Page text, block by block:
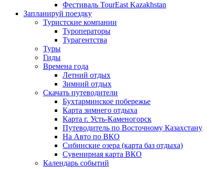
Фестиваль TourEast Kazakhstan
Запланируй поездку
Туристские компании
Туроператоры
Турагентства
Туры
Гиды
Времена года
Летний отдых
Зимний отдых
Скачать путеводители
Бухтарминское побережье
Карта зимнего отдыха
Карта г. Усть-Каменогорск
Путеводитель по Восточному Казахстану
На Авто по ВКО
Сибинские озера (карта баз отдыха)
Сувенирная карта ВКО
Календарь событий